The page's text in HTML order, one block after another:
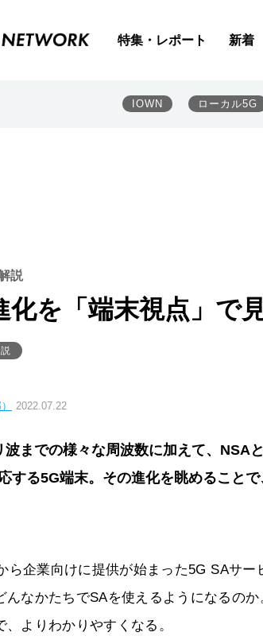
特集・レポート 新着
IOWN ローカル5G
説
化を「端末視点」で
2022.07.22
波までの様々な周波数に加えて、NSA
する5G端末。その進化を眺めること
ら企業向けに提供が始まった5G SAサ
んなかたちでSAを使えるようになるの
よりわかりやすくなる。